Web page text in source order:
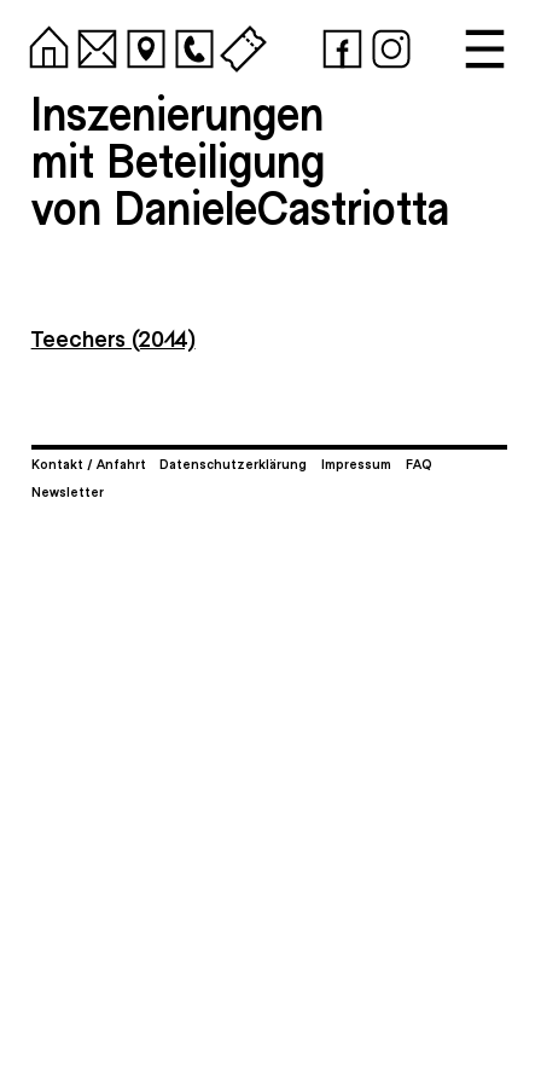
Inszenierungen
mit Beteiligung
von DanieleCastriotta
Teechers (2014)
Kontakt / Anfahrt Datenschutzerklärung Impressum
FAQ
Newsletter